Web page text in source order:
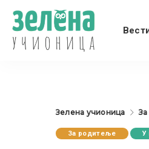
Зелена учионица
За родитеље У